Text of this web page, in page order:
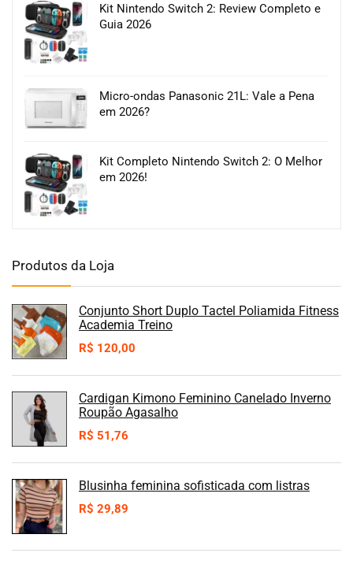
Kit Nintendo Switch 2: Review Completo e
Guia 2026
Micro-ondas Panasonic 21L: Vale a Pena
em 2026?
Kit Completo Nintendo Switch 2: O Melhor
em 2026!
Produtos da Loja
Conjunto Short Duplo Tactel Poliamida Fitness
Academia Treino
R$ 120,00
Cardigan Kimono Feminino Canelado Inverno
Roupão Agasalho
R$ 51,76
Blusinha feminina sofisticada com listras
R$ 29,89